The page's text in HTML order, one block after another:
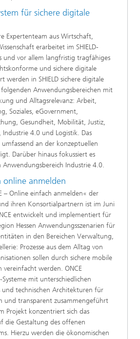
für sichere digitale
Expertenteam aus Wirtschaft,
erarbeitet im SHIELD-
und vor allem langfristig tragfähiges
und sichere digitale
werden in SHIELD sichere digitale
Anwendungsbereichen mit
und Alltagsrelevanz: Arbeit,
Soziales, eGovernment,
Gesundheit, Mobilität, Justiz,
Industrie 4.0 und Logistik. Das
an der konzeptuellen
Darüber hinaus fokussiert es
Anwendungsbereich Industrie 4.0.
online anmelden
– Online einfach anmelden« der
ihren Konsortialpartnern ist im Juni
entwickelt und implementiert für
Hessen Anwendungsszenarien für
in den Bereichen Verwaltung,
Prozesse aus dem Alltag von
sollen durch sichere mobile
werden. ONCE
mit unterschiedlichen
und technischen Architekturen für
und transparent zusammengeführt
Projekt konzentriert sich das
die Gestaltung des offenen
Hierzu werden die ökonomischen